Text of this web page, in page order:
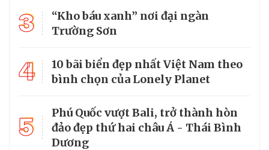
3
“Kho báu xanh” nơi đại ngàn
Trường Sơn
4
10 bãi biển đẹp nhất Việt Nam theo
bình chọn của Lonely Planet
5
Phú Quốc vượt Bali, trở thành hòn
đảo đẹp thứ hai châu Á - Thái Bình
Dương